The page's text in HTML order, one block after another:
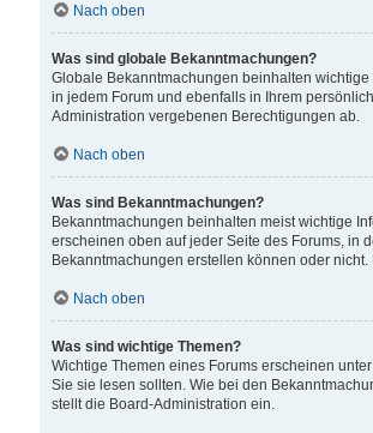
Nach oben
Was sind globale Bekanntmachungen?
Globale Bekanntmachungen beinhalten
in jedem Forum und ebenfalls in Ihrem
Administration vergebenen Berechtigungen ab.
Nach oben
Was sind Bekanntmachungen?
Bekanntmachungen beinhalten meist wichtige
erscheinen oben auf jeder Seite des Forums, in
Bekanntmachungen erstellen können oder
Nach oben
Was sind wichtige Themen?
Wichtige Themen eines Forums erscheinen
Sie sie lesen sollten. Wie bei den
stellt die Board-Administration ein.